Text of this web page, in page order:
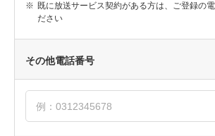
※ 既に放送サービス契約がある方は、ご登録の
ださい
その他電話番号